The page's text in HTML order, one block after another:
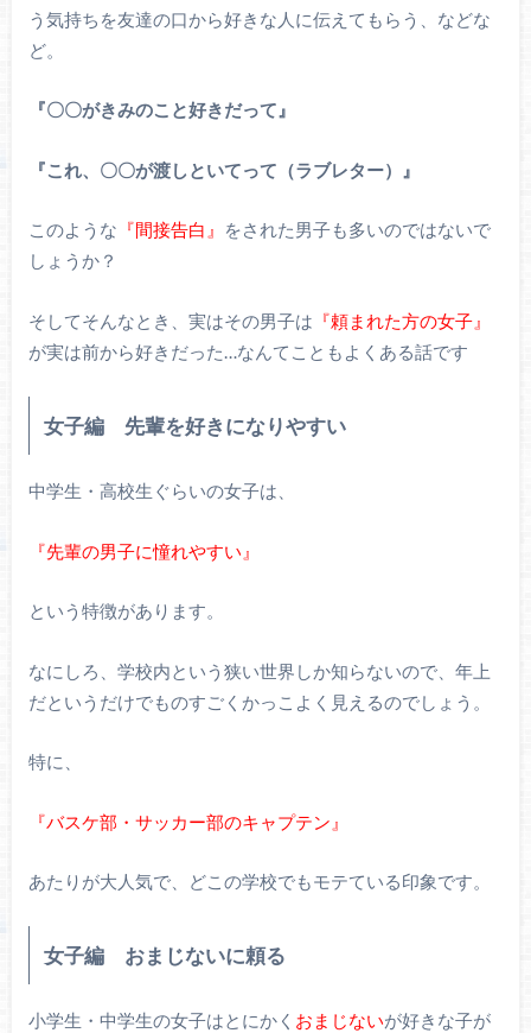
う気持ちを友達の口から好きな人に伝えてもらう、などな
ど。
『〇〇がきみのこと好きだって』
『これ、〇〇が渡しといてって（ラブレター）』
このような 『間接告白』
をされた男子も多いのではないで
しょうか？
そしてそんなとき、実はその男子は 『頼まれた方の女子』
が実は前から好きだった…なんてこともよくある話です
女子編 先輩を好きになりやすい
中学生・高校生ぐらいの女子は、
『先輩の男子に憧れやすい』
という特徴があります。
なにしろ、学校内という狭い世界しか知らないので、年上
だというだけでものすごくかっこよく見えるのでしょう。
特に、
『バスケ部・サッカー部のキャプテン』
あたりが大人気で、どこの学校でもモテている印象です。
女子編 おまじないに頼る
小学生・中学生の女子はとにかく おまじないが好きな子が